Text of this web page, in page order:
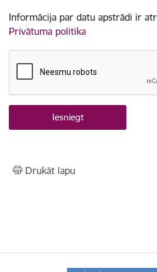
Informācija par datu apstrādi ir
Privātuma politika
Drukāt lapu